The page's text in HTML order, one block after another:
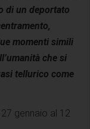
di un deportato
momenti simili
che si
tellurico come
gennaio al 12